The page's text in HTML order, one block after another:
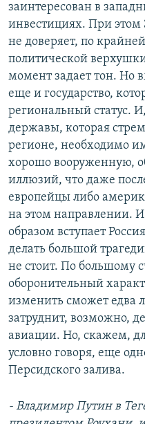
заинтересован в
инвестициях. При этом
не доверяет, по
политической
момент задает тон. Но
еще и государство,
региональный статус.
державы, которая
регионе, необходимо
хорошо вооруженную,
иллюзий, что даже
европейцы либо
на этом направлении.
образом вступает
делать большой
не стоит. По большому
оборонительный
изменить сможет едва
затруднит, возможно,
авиации. Но, скажем,
условно говоря, еще
Персидского залива.
- Владимир Путин в